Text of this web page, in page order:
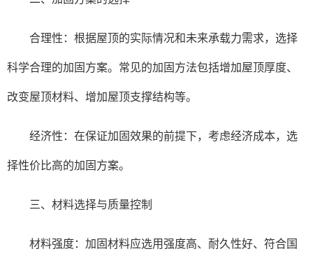
合理性：根据屋顶的实际情况和未来承载力需求，选择
科学合理的加固方案。常见的加固方法包括增加屋顶厚度、
改变屋顶材料、增加屋顶支撑结构等。
经济性：在保证加固效果的前提下，考虑经济成本，选
择性价比高的加固方案。
三、材料选择与质量控制
材料强度：加固材料应选用强度高、耐久性好、符合国